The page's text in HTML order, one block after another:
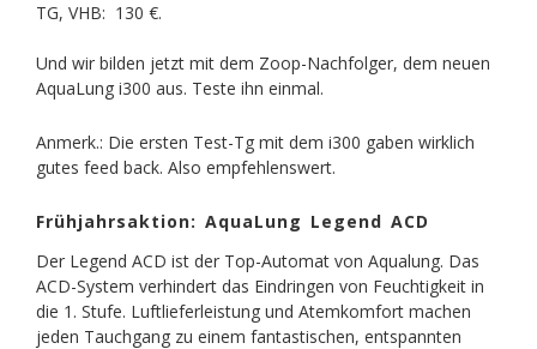
TG, VHB: 130 €.
Und wir bilden jetzt mit dem Zoop-Nachfolger, dem neuen
AquaLung i300 aus. Teste ihn einmal.
Anmerk.: Die ersten Test-Tg mit dem i300 gaben wirklich
gutes feed back. Also empfehlenswert.
Frühjahrsaktion: AquaLung Legend ACD
Der Legend ACD ist der Top-Automat von Aqualung. Das
ACD-System verhindert das Eindringen von Feuchtigkeit in
die 1. Stufe. Luftlieferleistung und Atemkomfort machen
jeden Tauchgang zu einem fantastischen, entspannten